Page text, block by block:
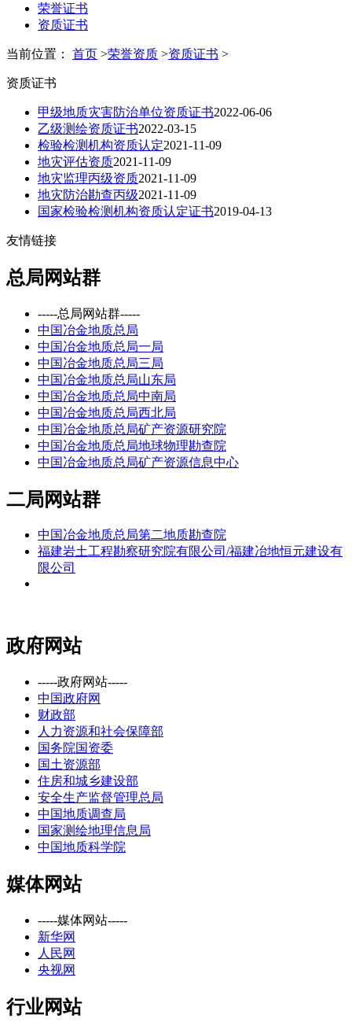
荣誉证书
资质证书
当前位置： 首页 >荣誉资质 >资质证书 >
资质证书
甲级地质灾害防治单位资质证书2022-06-06
乙级测绘资质证书2022-03-15
检验检测机构资质认定2021-11-09
地灾评估资质2021-11-09
地灾监理丙级资质2021-11-09
地灾防治勘查丙级2021-11-09
国家检验检测机构资质认定证书2019-04-13
友情链接
总局网站群
-----总局网站群-----
中国冶金地质总局
中国冶金地质总局一局
中国冶金地质总局三局
中国冶金地质总局山东局
中国冶金地质总局中南局
中国冶金地质总局西北局
中国冶金地质总局矿产资源研究院
中国冶金地质总局地球物理勘查院
中国冶金地质总局矿产资源信息中心
二局网站群
中国冶金地质总局第二地质勘查院
福建岩土工程勘察研究院有限公司/福建冶地恒元建设有
限公司
政府网站
-----政府网站-----
中国政府网
财政部
人力资源和社会保障部
国务院国资委
国土资源部
住房和城乡建设部
安全生产监督管理总局
中国地质调查局
国家测绘地理信息局
中国地质科学院
媒体网站
-----媒体网站-----
新华网
人民网
央视网
行业网站